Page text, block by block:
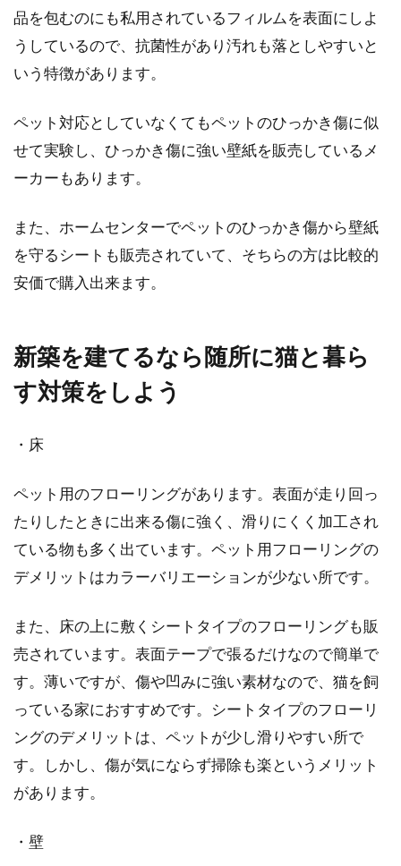
会社や自宅に大切なお客様が来た時には、お茶
やお菓子などを出しておもてなししますよね。
人間関係の悩みで無視されたことは誰でも一度
「あいつ...
品を包むのにも私用されているフィルムを表面にしよ
うしているので、抗菌性があり汚れも落としやすいと
いう特徴があります。
ペット対応としていなくてもペットのひっかき傷に似
せて実験し、ひっかき傷に強い壁紙を販売しているメ
ーカーもあります。
また、ホームセンターでペットのひっかき傷から壁紙
を守るシートも販売されていて、そちらの方は比較的
安価で購入出来ます。
新築を建てるなら随所に猫と暮ら
す対策をしよう
・床
ペット用のフローリングがあります。表面が走り回っ
たりしたときに出来る傷に強く、滑りにくく加工され
ている物も多く出ています。ペット用フローリングの
デメリットはカラーバリエーションが少ない所です。
また、床の上に敷くシートタイプのフローリングも販
売されています。表面テープで張るだけなので簡単で
す。薄いですが、傷や凹みに強い素材なので、猫を飼
っている家におすすめです。シートタイプのフローリ
ングのデメリットは、ペットが少し滑りやすい所で
す。しかし、傷が気にならず掃除も楽というメリット
があります。
・壁